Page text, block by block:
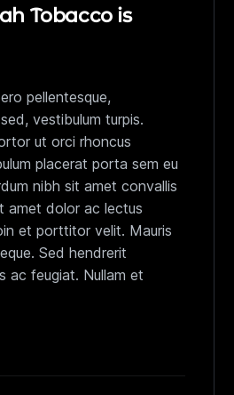
Tobacco is
pellentesque,
vestibulum turpis.
ut orci rhoncus
placerat porta sem eu
nibh sit amet convallis
amet dolor ac lectus
et porttitor velit. Mauris
Sed hendrerit
ac feugiat. Nullam et